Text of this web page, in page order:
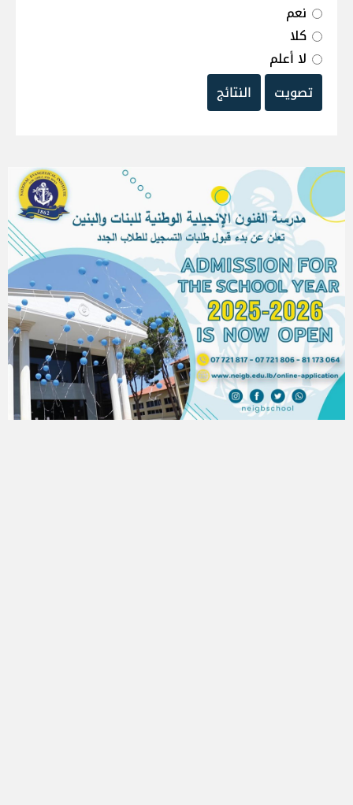
نعم
كلا
لا أعلم
تصويت
النتائج